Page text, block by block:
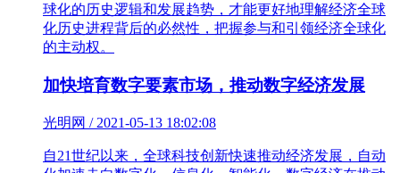
球化的历史逻辑和发展趋势，才能更好地理解经济全球
化历史进程背后的必然性，把握参与和引领经济全球化
的主动权。
加快培育数字要素市场，推动数字经济发展
光明网 / 2021-05-13 18:02:08
自21世纪以来，全球科技创新快速推动经济发展，自动